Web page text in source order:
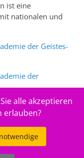
ist eine
nationalen und
der Geistes-
der
www.sciences-
alle akzeptieren
erlauben?